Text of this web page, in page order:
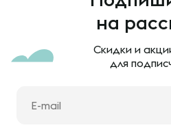
на
Скидки и
для